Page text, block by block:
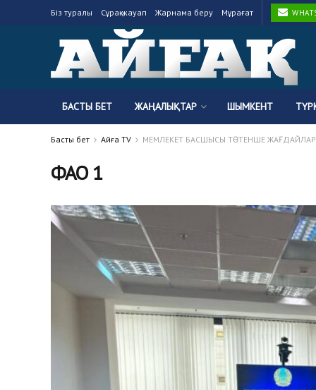
Біз туралы Сұрақ-жауап Жарнама беру Мұрағат
БАСТЫ БЕТ ЖАҢАЛЫҚТАР ШЫМКЕНТ
Басты бет Айғақ TV МЕМЛЕКЕТ БАСШЫСЫ ТӨТЕНШЕ
ФАО 1